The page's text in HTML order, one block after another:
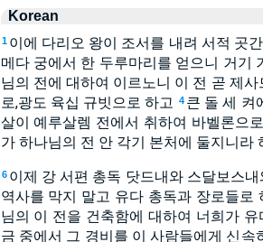
Korean
1 이에 다리오 왕이 조서를 내려 서적 곳
메다 궁에서 한 두루마리를 얻으니 거기
님의 전에 대하여 이르노니 이 전 곧 제
로,광도 육십 규빗으로 하고 4 큰 돌 세 켜
살이 예루살렘 전에서 취하여 바벨론으
가 하나님의 전 안 각기 본처에 둘지니라
6 이제 강 서편 총독 닷드내와 스달보스
역사를 막지 말고 유다 총독과 장로들
님의 이 전을 건축함에 대하여 너희가
금 중에서 그 경비를 이 사람들에게 신